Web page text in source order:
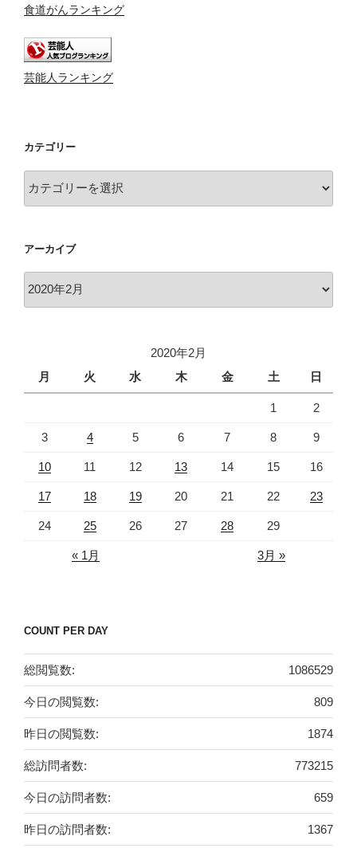
食道がんランキング
芸能人ランキング
カテゴリー
テ
ー
アーカイブ
2020年2月
月
火 水 木 金 土 日
1 2
3 4 5 6 7 8 9
10 11 12 13 14 15 16
17 18 19 20 21 22 23
24 25 26 27 28 29
« 1月 3月 »
COUNT PER DAY
1086529
総閲覧数:
809
今日の閲覧数:
1874
昨日の閲覧数:
773215
総訪問者数:
659
今日の訪問者数:
1367
昨日の訪問者数: